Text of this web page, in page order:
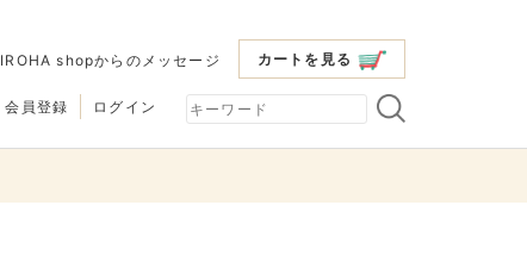
カートを見る
IROHA shopからのメッセージ
会員登録 ログイン